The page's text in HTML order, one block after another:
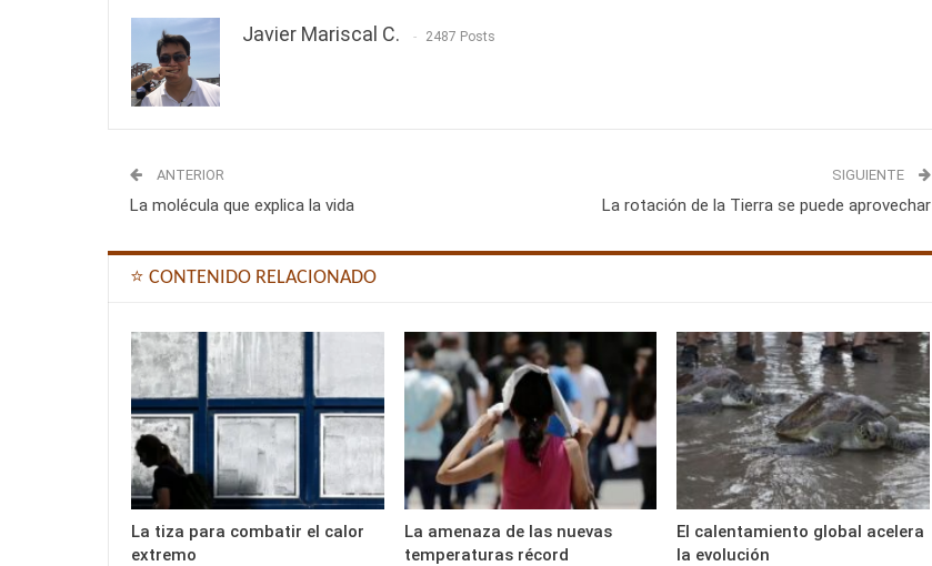
Javier Mariscal C. 2487 Posts
ANTERIOR
La molécula que explica la vida
SIGUIENTE
La rotación de la Tierra se puede aprovechar
⭐ CONTENIDO RELACIONADO
La tiza para combatir el calor
extremo
La amenaza de las nuevas
temperaturas récord
El calentamiento global acelera
la evolución